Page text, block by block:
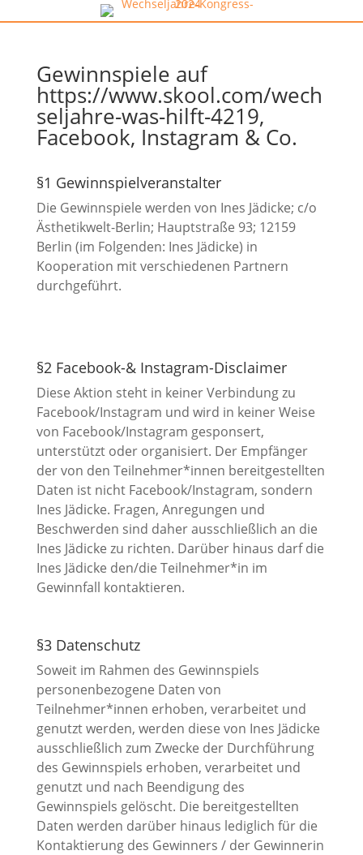
Gewinnspiele auf
https://www.skool.com/wech
seljahre-was-hilft-4219,
Facebook, Instagram & Co.
§1 Gewinnspielveranstalter
Die Gewinnspiele werden von Ines Jädicke; c/o
Ästhetikwelt-Berlin; Hauptstraße 93; 12159
Berlin (im Folgenden: Ines Jädicke) in
Kooperation mit verschiedenen Partnern
durchgeführt.
§2 Facebook-& Instagram-Disclaimer
Diese Aktion steht in keiner Verbindung zu
Facebook/Instagram und wird in keiner Weise
von Facebook/Instagram gesponsert,
unterstützt oder organisiert. Der Empfänger
der von den Teilnehmer*innen bereitgestellten
Daten ist nicht Facebook/Instagram, sondern
Ines Jädicke. Fragen, Anregungen und
Beschwerden sind daher ausschließlich an die
Ines Jädicke zu richten. Darüber hinaus darf die
Ines Jädicke den/die Teilnehmer*in im
Gewinnfall kontaktieren.
§3 Datenschutz
Soweit im Rahmen des Gewinnspiels
personenbezogene Daten von
Teilnehmer*innen erhoben, verarbeitet und
genutzt werden, werden diese von Ines Jädicke
ausschließlich zum Zwecke der Durchführung
des Gewinnspiels erhoben, verarbeitet und
genutzt und nach Beendigung des
Gewinnspiels gelöscht. Die bereitgestellten
Daten werden darüber hinaus lediglich für die
Kontaktierung des Gewinners / der Gewinnerin